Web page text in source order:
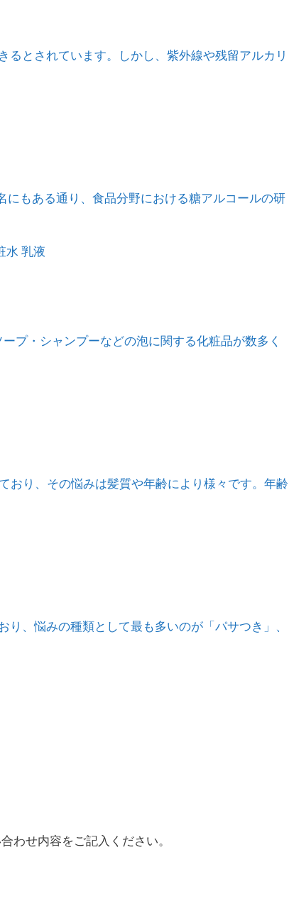
とされています。しかし、紫外線や残留アルカリ
もある通り、食品分野における糖アルコールの研
水 乳液
プ・シャンプーなどの泡に関する化粧品が数多く
おり、その悩みは髪質や年齢により様々です。年齢
、悩みの種類として最も多いのが「パサつき」、
わせ内容をご記入ください。